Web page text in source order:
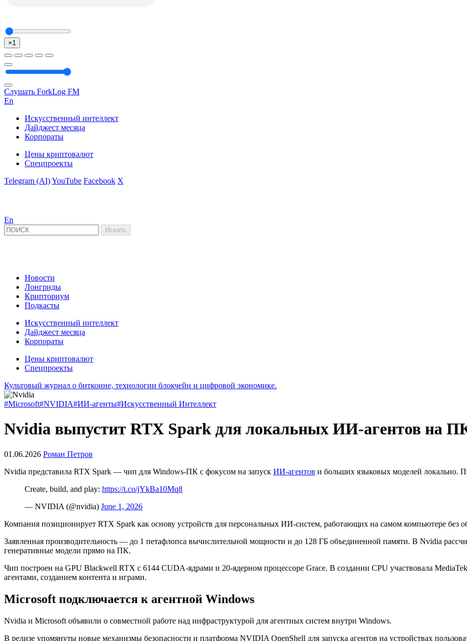
×1
Слушать ForkLog FM
En
Искусственный интеллект
Дайджест месяца
Корпораты
Цены криптовалют
Спецпроекты
Telegram (AI)YouTube Facebook X
En
Новости
Лонгриды
Крипториум
Подкасты
Искусственный интеллект
Дайджест месяца
Корпораты
Цены криптовалют
Спецпроекты
Культовый журнал о биткоине, технологии блокчейн и цифровой экономике.
#Microsoft#NVIDIA#ИИ-агенты#Искусственный Интеллект
Nvidia выпустит RTX Spark для локальных ИИ-агентов на
01.06.2026 Роман Петров
Nvidia представила RTX Spark — чип для Windows-ПК с фокусом на запуск ИИ-агентов и больших языковых моделей локально.
Create, build, and play: https://t.co/jYkBa10Mq8
— NVIDIA (@nvidia) June 1, 2026
Компания позиционирует RTX Spark как основу устройств для персональных ИИ-систем, работающих на самом компьютере без
Заявленная производительность — до 1 петафлопса вычислительной мощности и до 128 ГБ объединенной памяти. В Nvidia
генеративные модели прямо на ПК.
Чип построен на GPU Blackwell RTX с 6144 CUDA-ядрами и 20-ядерном процессоре Grace. В создании CPU участвовала
агентами, созданием контента и играми.
Microsoft подключается к агентной Windows
Nvidia и Microsoft объявили о совместной работе над инфраструктурой для агентных систем внутри Windows.
В релизе упомянуты новые механизмы безопасности и платформа NVIDIA OpenShell для запуска агентов на устройствах